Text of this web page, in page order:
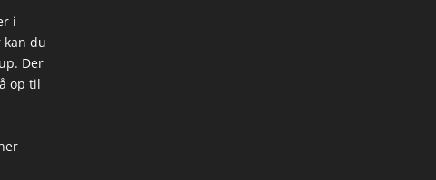
i
kan du
Der
op til